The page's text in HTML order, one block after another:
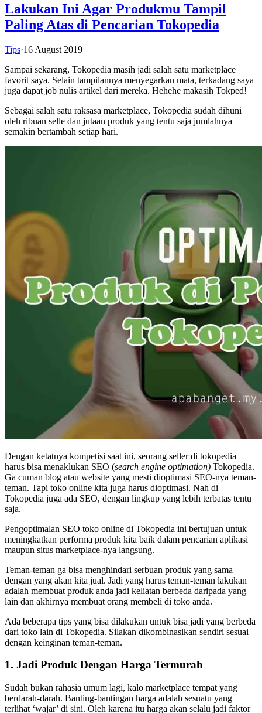
Lakukan Ini Agar Produkmu Tampil
Paling Atas di Pencarian Tokopedia
Tips·16 August 2019
Sampai sekarang, Tokopedia masih jadi salah satu marketplace
favorit saya. Selain tampilannya menyegarkan mata, terkadang saya
juga dapat job nulis artikel dari mereka. Hehehe makasih Tokped!
Sebagai salah satu raksasa marketplace, Tokopedia sudah dihuni
oleh ribuan selle dan jutaan produk yang tentu saja jumlahnya
semakin bertambah setiap hari.
Dengan ketatnya kompetisi saat ini, seorang seller di tokopedia
harus bisa menaklukan SEO (search engine optimation) Tokopedia.
Ga cuman blog atau website yang mesti dioptimasi SEO-nya teman-
teman. Tapi toko online kita juga harus dioptimasi. Nah di
Tokopedia juga ada SEO, dengan lingkup yang lebih terbatas tentu
saja.
Pengoptimalan SEO toko online di Tokopedia ini bertujuan untuk
meningkatkan performa produk kita baik dalam pencarian aplikasi
maupun situs marketplace-nya langsung.
Teman-teman ga bisa menghindari serbuan produk yang sama
dengan yang akan kita jual. Jadi yang harus teman-teman lakukan
adalah membuat produk anda jadi keliatan berbeda daripada yang
lain dan akhirnya membuat orang membeli di toko anda.
Ada beberapa tips yang bisa dilakukan untuk bisa jadi yang berbeda
dari toko lain di Tokopedia. Silakan dikombinasikan sendiri sesuai
dengan keinginan teman-teman.
1. Jadi Produk Dengan Harga Termurah
Sudah bukan rahasia umum lagi, kalo marketplace tempat yang
berdarah-darah. Banting-bantingan harga adalah sesuatu yang
terlihat ‘wajar’ di sini. Oleh karena itu harga akan selalu jadi faktor